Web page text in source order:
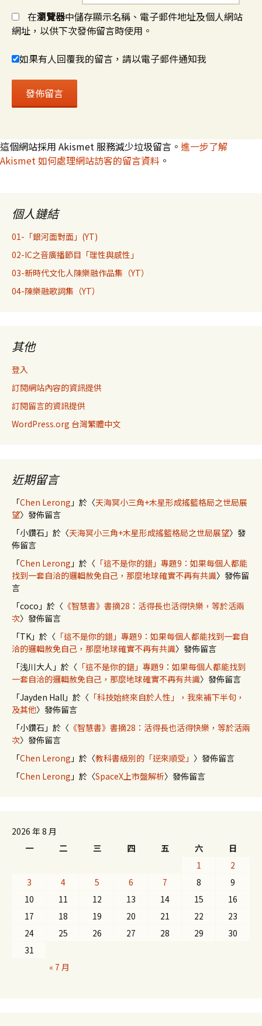
在瀏覽器中儲存顯示名稱、電子郵件地址及個人網站
網址，以供下次發佈留言時使用。
如果有人回覆我的留言，請以電子郵件通知我
這個網站採用 Akismet 服務減少垃圾留言。 進一步了解
Akismet 如何處理網站訪客的留言資料 。
個人鏈結
01-「銀河面對面」(YT)
02-IC之音廣播節目「理性與感性」
03-新時代文化人陳樂融作品集（YT）
04-陳樂融歌詞集（YT）
其他
登入
訂閱網站內容的資訊提供
訂閱留言的資訊提供
WordPress.org 台灣繁體中文
近期留言
「Chen Lerong 」於〈天海冥小三角+木星形成搖籃格局之世局展
望〉發佈留言
「小鑽石 」於〈天海冥小三角+木星形成搖籃格局之世局展望〉發
佈留言
「Chen Lerong 」於〈 「這不是你的錯」專題9：如果每個人都能
找到一套自洽的邏輯赦免自己，那麼地球確實不再有共識〉發佈留
言
「coco 」於〈 《智慧書》書摘28：活得長也活得快樂，等於活兩
次〉發佈留言
「TK」於〈 「這不是你的錯」專題9：如果每個人都能找到一套自
洽的邏輯赦免自己，那麼地球確實不再有共識〉發佈留言
「浅川大人 」於〈 「這不是你的錯」專題9：如果每個人都能找到
一套自洽的邏輯赦免自己，那麼地球確實不再有共識〉發佈留言
「Jayden Hall 」於〈 「科技始終來自於人性」，我來補下半句，
及其他〉發佈留言
「小鑽石 」於〈 《智慧書》書摘28：活得長也活得快樂，等於活兩
次〉發佈留言
「Chen Lerong 」於〈教科書級別的「逆來順受」 〉發佈留言
「Chen Lerong 」於〈SpaceX上市盤解析〉發佈留言
2026 年 8 月
一
二 三 四 五 六
日
1
2
3
4 5 6 7 8
9
10
11 12 13 14 15
16
17
18 19 20 21 22
23
24
25 26 27 28 29
30
31
« 7 月